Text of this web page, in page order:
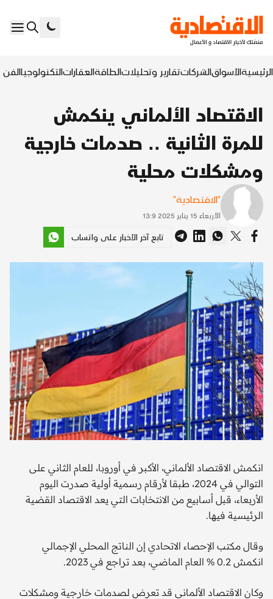
الرئيسيةالأسواقالشركاتتقارير وتحليلاتالطاقةالعقاراتالتكنولوجياالفن
الاقتصاد الألماني ينكمش
للمرة الثانية .. صدمات خارجية
ومشكلات محلية
"الاقتصادية"
الأربعاء 15 يناير 2025 13:9
تابع آخر الأخبار على واتساب
انكمش الاقتصاد الألماني، الأكبر في أوروبا، للعام الثاني على
التوالي في 2024، طبقا لأرقام رسمية أولية صدرت اليوم
الأربعاء، قبل أسابيع من الانتخابات التي يعد الاقتصاد القضية
الرئيسية فيها.
وقال مكتب الإحصاء الاتحادي إن الناتج المحلي الإجمالي
انكمش 0.2 % العام الماضي، بعد تراجع في 2023.
وكان الاقتصاد الألماني قد تعرض لصدمات خارجية ومشكلات